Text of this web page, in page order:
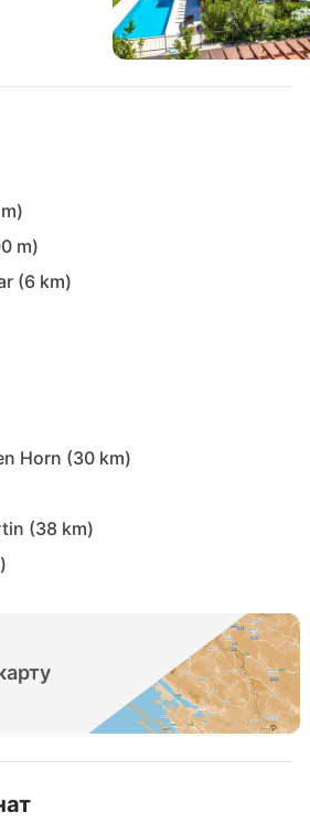
m)
(6 km)
Horn (30 km)
(38 km)